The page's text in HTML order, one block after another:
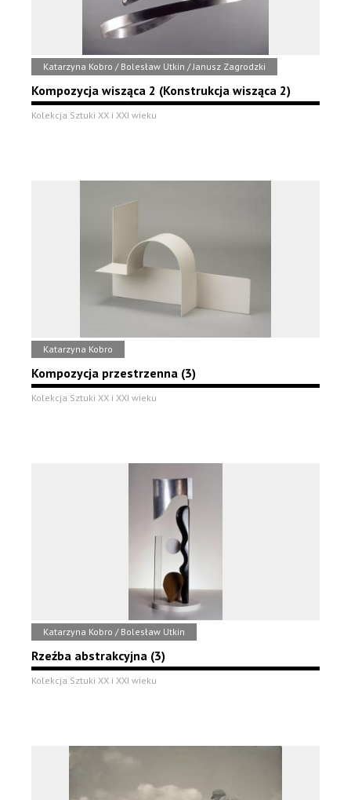
Katarzyna Kobro / Bolesław Utkin / Janusz Zagrodzki
Kompozycja wisząca 2 (Konstrukcja wisząca 2)
Kolekcja Sztuki XX i XXI wieku
Katarzyna Kobro
Kompozycja przestrzenna (3)
Kolekcja Sztuki XX i XXI wieku
Katarzyna Kobro / Bolesław Utkin
Rzeźba abstrakcyjna (3)
Kolekcja Sztuki XX i XXI wieku